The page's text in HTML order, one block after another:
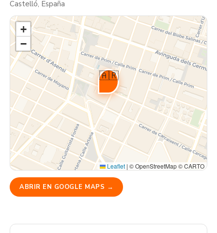
Castelló, España
🇦🇷
+
−
Leaflet | © OpenStreetMap © CARTO
ABRIR EN GOOGLE MAPS →